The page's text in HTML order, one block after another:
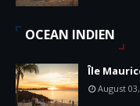
OCEAN INDIEN
Île
August